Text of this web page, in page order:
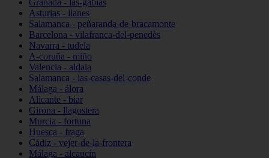
Granada - las-gabias
Asturias - llanes
Salamanca - peñaranda-de-bracamonte
Barcelona - vilafranca-del-penedès
Navarra - tudela
A-coruña - miño
Valencia - aldaia
Salamanca - las-casas-del-conde
Málaga - álora
Alicante - biar
Girona - llagostera
Murcia - fortuna
Huesca - fraga
Cádiz - vejer-de-la-frontera
Málaga - alcaucín